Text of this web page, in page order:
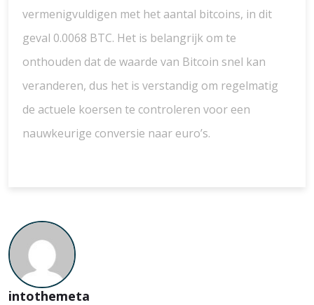
vermenigvuldigen met het aantal bitcoins, in dit
geval 0.0068 BTC. Het is belangrijk om te
onthouden dat de waarde van Bitcoin snel kan
veranderen, dus het is verstandig om regelmatig
de actuele koersen te controleren voor een
nauwkeurige conversie naar euro’s.
intothemeta